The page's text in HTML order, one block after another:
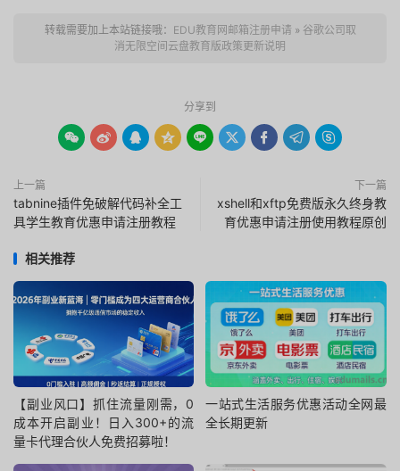
转载需要加上本站链接哦： EDU教育网邮箱注册申请 » 谷歌公司取
消无限空间云盘教育版政策更新说明
分享到
        
上一篇
tabnine插件免破解代码补全工
具学生教育优惠申请注册教程
下一篇
xshell和xftp免费版永久终身教
育优惠申请注册使用教程原创
相关推荐
【副业风口】抓住流量刚需，0
成本开启副业！日入300+的流
量卡代理合伙人免费招募啦！
一站式生活服务优惠活动全网最
全长期更新